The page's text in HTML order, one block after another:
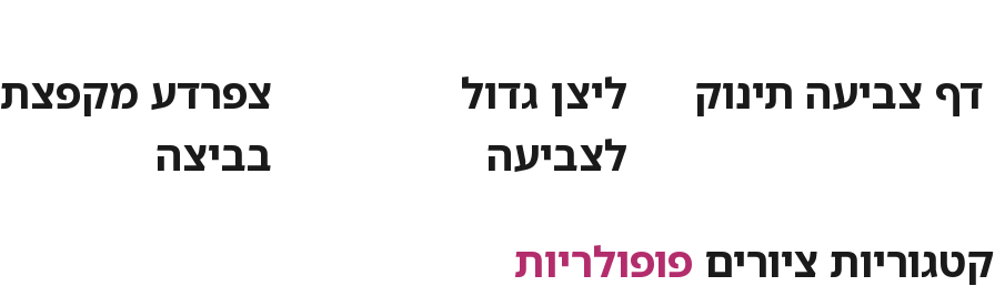
דף צביעה תינוק
ליצן גדול
לצביעה
צפרדע מקפצת
בביצה
קטגוריות ציורים פופולריות